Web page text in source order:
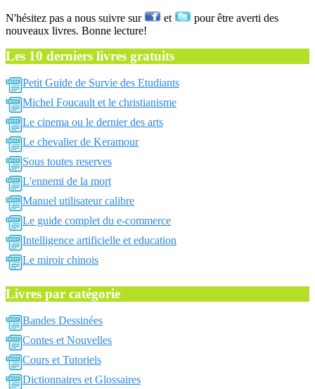
N'hésitez pas a nous suivre sur et
pour être averti des
nouveaux livres. Bonne lecture!
Les 10 derniers livres gratuits
Petit Guide de Survie des Etudiants
Michel Foucault et le christianisme
Le cinema ou le dernier des arts
Le chevalier de Keramour
Sous toutes reserves
L'ennemi de la mort
Manuel utilisateur calibre
Le guide complet du e-commerce
Intelligence artificielle et education
Le miroir chinois
Livres par catégorie
Bandes Dessinées
Contes et Nouvelles
Cours et Tutoriels
Dictionnaires et Glossaires